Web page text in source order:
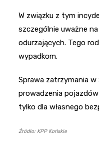
W związku z tym
szczególnie uważne
odurzających. Tego
wypadkom.
Sprawa zatrzymania
prowadzenia
tylko dla własnego
Źródło: KPP Końskie